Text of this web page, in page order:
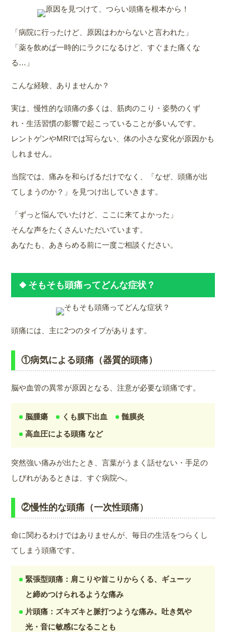
「病院に行ったけど、原因はわからないと言われた」
「薬を飲めば一時的にラクになるけど、すぐまた痛くな
る…」
こんな経験、ありませんか？
実は、慢性的な頭痛の多くは、筋肉のこり・姿勢のくず
れ・生活習慣の影響で起こっていることが多いんです。
レントゲンやMRIでは写らない、体の小さな変化が原因かも
しれません。
当院では、痛みを和らげるだけでなく、「なぜ、頭痛が出
てしまうのか？」を見つけ出していきます。
「ずっと悩んでいたけど、ここに来てよかった」
そんな声をたくさんいただいています。
あなたも、あきらめる前に一度ご相談ください。
そもそも頭痛ってどんな症状？
頭痛には、主に2つのタイプがあります。
①病気による頭痛（器質的頭痛）
脳や血管の異常が原因となる、注意が必要な頭痛です。
脳腫瘍 くも膜下出血
髄膜炎
高血圧による頭痛 など
突然強い痛みが出たとき、言葉がうまく話せない・手足の
しびれがあるときは、すぐ病院へ。
②慢性的な頭痛（一次性頭痛）
命に関わるわけではありませんが、毎日の生活をつらくし
てしまう頭痛です。
緊張型頭痛：肩こりや首こりからくる、ギューッ
と締めつけられるような痛み
片頭痛：ズキズキと脈打つような痛み。吐き気や
光・音に敏感になることも